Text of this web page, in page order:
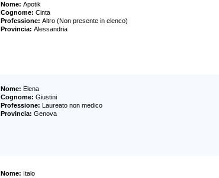
Nome Apotik
Cognome Cinta
Professione Altro (Non presente in elenco)
Provincia Alessandria
Nome Elena
Cognome Giustini
Professione Laureato non medico
Provincia Genova
Nome Italo